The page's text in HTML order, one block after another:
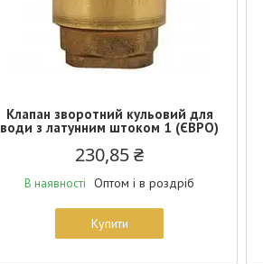
Клапан зворотний кульовий для
води з латунним штоком 1 (ЄВРО)
230,85 ₴
В наявності Оптом і в роздріб
Купити